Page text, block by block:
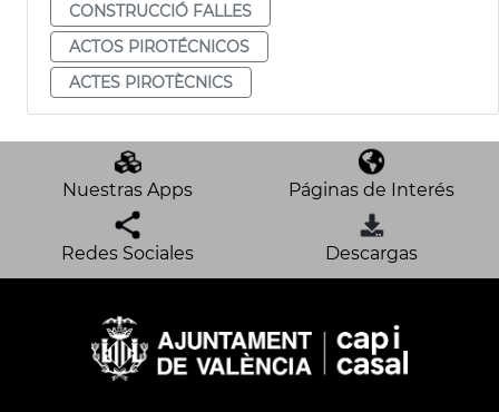
CONSTRUCCIÓ FALLES
ACTOS PIROTÉCNICOS
ACTES PIROTÈCNICS
Nuestras Apps Páginas de Interés
Redes Sociales Descargas